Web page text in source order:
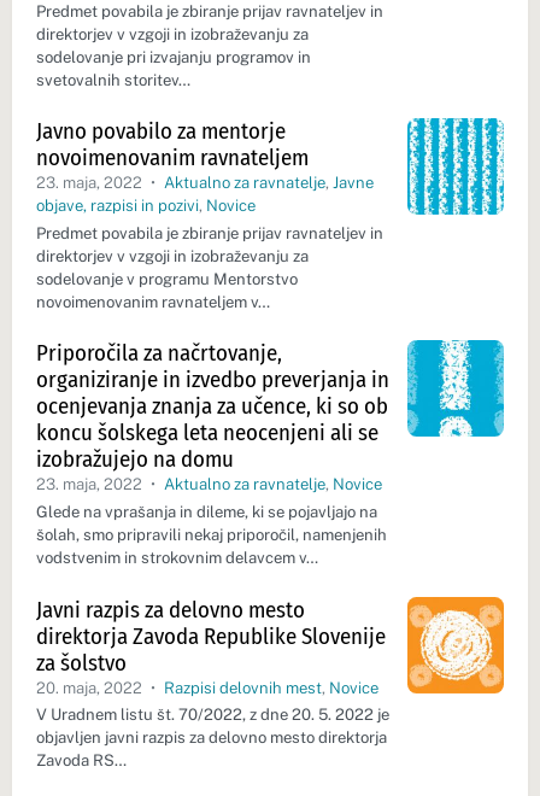
Predmet povabila je zbiranje prijav ravnateljev in
direktorjev v vzgoji in izobraževanju za
sodelovanje pri izvajanju programov in
svetovalnih storitev…
Javno povabilo za mentorje
novoimenovanim ravnateljem
23. maja, 2022 • Aktualno za ravnatelje, Javne
objave, razpisi in pozivi, Novice
Predmet povabila je zbiranje prijav ravnateljev in
direktorjev v vzgoji in izobraževanju za
sodelovanje v programu Mentorstvo
novoimenovanim ravnateljem v…
Priporočila za načrtovanje,
organiziranje in izvedbo preverjanja in
ocenjevanja znanja za učence, ki so ob
koncu šolskega leta neocenjeni ali se
izobražujejo na domu
23. maja, 2022 • Aktualno za ravnatelje, Novice
Glede na vprašanja in dileme, ki se pojavljajo na
šolah, smo pripravili nekaj priporočil, namenjenih
vodstvenim in strokovnim delavcem v…
Javni razpis za delovno mesto
direktorja Zavoda Republike Slovenije
za šolstvo
20. maja, 2022 • Razpisi delovnih mest, Novice
V Uradnem listu št. 70/2022, z dne 20. 5. 2022 je
objavljen javni razpis za delovno mesto direktorja
Zavoda RS…